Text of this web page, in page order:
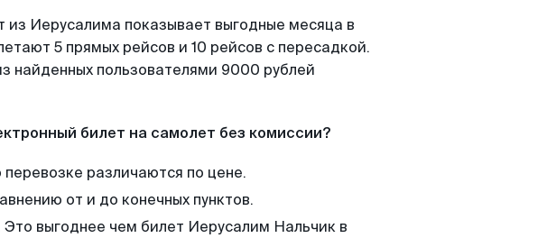
из Иерусалима показывает выгодные месяца в
5 прямых рейсов и 10 рейсов с пересадкой.
найденных пользователями 9000 рублей
билет на самолет без комиссии?
различаются по цене.
от и до конечных пунктов.
Это выгоднее чем билет Иерусалим Нальчик в